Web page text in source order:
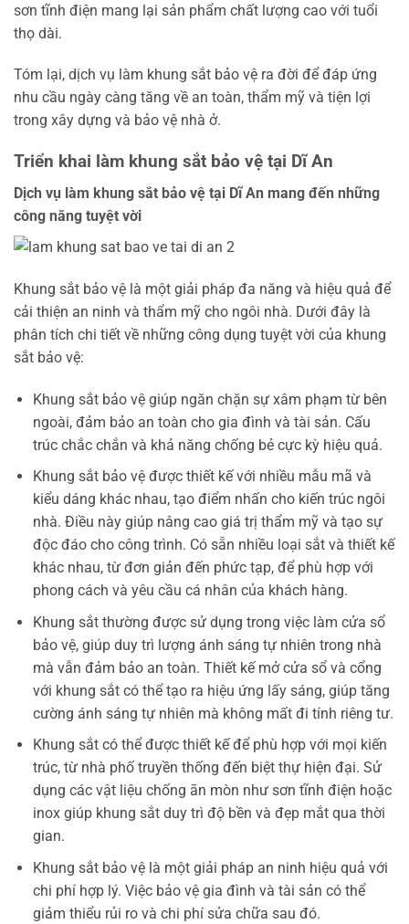
sơn tĩnh điện mang lại sản phẩm chất lượng cao với tuổi
thọ dài.
Tóm lại, dịch vụ làm khung sắt bảo vệ ra đời để đáp ứng
nhu cầu ngày càng tăng về an toàn, thẩm mỹ và tiện lợi
trong xây dựng và bảo vệ nhà ở.
Triển khai làm khung sắt bảo vệ tại Dĩ An
Dịch vụ làm khung sắt bảo vệ tại Dĩ An mang đến những
công năng tuyệt vời
Khung sắt bảo vệ là một giải pháp đa năng và hiệu quả để
cải thiện an ninh và thẩm mỹ cho ngôi nhà. Dưới đây là
phân tích chi tiết về những công dụng tuyệt vời của khung
sắt bảo vệ:
Khung sắt bảo vệ giúp ngăn chặn sự xâm phạm từ bên
ngoài, đảm bảo an toàn cho gia đình và tài sản. Cấu
trúc chắc chắn và khả năng chống bẻ cực kỳ hiệu quả.
Khung sắt bảo vệ được thiết kế với nhiều mẫu mã và
kiểu dáng khác nhau, tạo điểm nhấn cho kiến trúc ngôi
nhà. Điều này giúp nâng cao giá trị thẩm mỹ và tạo sự
độc đáo cho công trình. Có sẵn nhiều loại sắt và thiết kế
khác nhau, từ đơn giản đến phức tạp, để phù hợp với
phong cách và yêu cầu cá nhân của khách hàng.
Khung sắt thường được sử dụng trong việc làm cửa sổ
bảo vệ, giúp duy trì lượng ánh sáng tự nhiên trong nhà
mà vẫn đảm bảo an toàn. Thiết kế mở cửa sổ và cổng
với khung sắt có thể tạo ra hiệu ứng lấy sáng, giúp tăng
cường ánh sáng tự nhiên mà không mất đi tính riêng tư.
Khung sắt có thể được thiết kế để phù hợp với mọi kiến
trúc, từ nhà phố truyền thống đến biệt thự hiện đại. Sử
dụng các vật liệu chống ān mòn như sơn tĩnh điện hoặc
inox giúp khung sắt duy trì độ bền và đẹp mắt qua thời
gian.
Khung sắt bảo vệ là một giải pháp an ninh hiệu quả với
chi phí hợp lý. Việc bảo vệ gia đình và tài sản có thể
giảm thiểu rủi ro và chi phí sửa chữa sau đó.